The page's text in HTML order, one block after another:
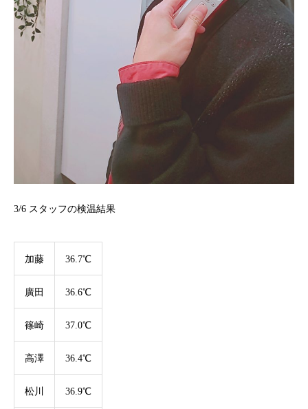
3/6 スタッフの検温結果
加藤 36.7℃
廣田 36.6℃
篠崎 37.0℃
高澤 36.4℃
松川 36.9℃